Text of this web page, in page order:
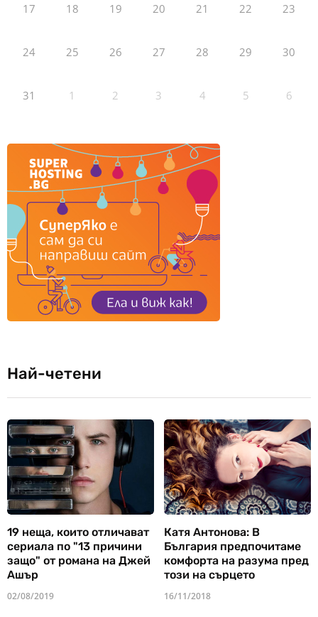
17 18 19 20 21 22 23
24 25 26 27 28 29 30
31 1 2 3 4 5 6
Най-четени
19 неща, които отличават
сериала по "13 причини
защо" от романа на Джей
Ашър
02/08/2019
Катя Антонова: В
България предпочитаме
комфорта на разума пред
този на сърцето
16/11/2018